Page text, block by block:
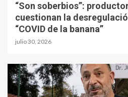
“Son soberbios”:
cuestionan la
“COVID de la banana”
julio 30, 2026